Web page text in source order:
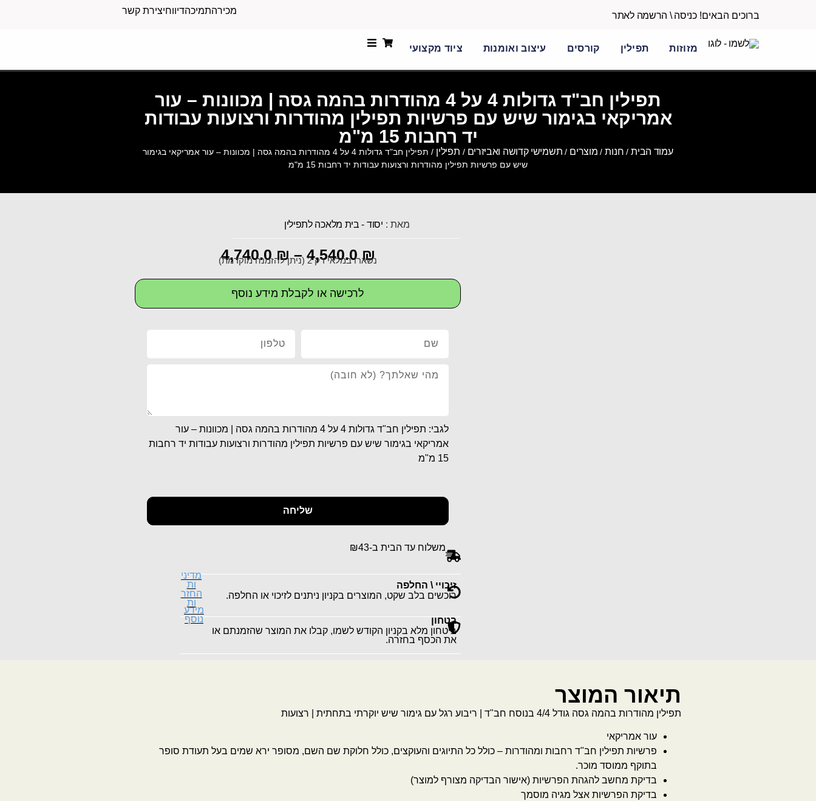
ברוכים הבאים!כניסה \ הרשמה לאתר מכירהתמיכהדיווחיצירת קשר
מזוזות תפילין קורסים עיצוב ואומנות ציוד מקצועי
תפילין חב"ד גדולות 4 על 4 מהודרות בהמה גסה | מכוונות – עור
אמריקאי בגימור שיש עם פרשיות תפילין מהודרות ורצועות עבודות
יד רחבות 15 מ"מ
עמוד הבית/ חנות/ מוצרים / תשמישי קדושה ואביזרים / תפילין
/ תפילין חב"ד גדולות 4 על 4 מהודרות בהמה גסה | מכוונות – עור אמריקאי בגימור
שיש עם פרשיות תפילין מהודרות ורצועות עבודות יד רחבות 15 מ"מ
מאת : יסוד - בית מלאכה לתפילין
4,540.0₪
–
4,740.0₪ נשארו במלאי רק 2 (ניתן להזמנה מוקדמת)
לרכישה או לקבלת מידע נוסף
לגבי: תפילין חב"ד גדולות 4 על 4 מהודרות בהמה גסה | מכוונות – עור
אמריקאי בגימור שיש עם פרשיות תפילין מהודרות ורצועות עבודות יד רחבות
15 מ"מ
שליחה
משלוח עד הבית ב-₪43
זיכויי \ החלפה
רוכשים בלב שקט, המוצרים בקניון ניתנים לזיכוי או החלפה.
מדיני
ות
החזר
ות
בטחון
ביטחון מלא בקניון הקודש לשמו, קבלו את המוצר שהזמנתם או
את הכסף בחזרה.
מידע
נוסף
תיאור המוצר
תפילין מהודרות בהמה גסה גודל 4/4 בנוסח חב"ד | ריבוע רגל עם גימור שיש יוקרתי בתחתית | רצועות
עור אמריקאי
פרשיות תפילין חב"ד רחבות ומהודרות – כולל כל התיוגים והעוקצים, כולל חלוקת שם השם, מסופר ירא שמים בעל תעודת סופר
בתוקף ממוסד מוכר.
בדיקת מחשב להגהת הפרשיות (אישור הבדיקה מצורף למוצר)
בדיקת הפרשיות אצל מגיה מוסמך